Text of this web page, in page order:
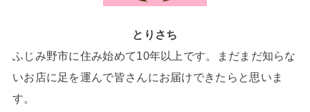
とりさち
ふじみ野市に住み始めて10年以上です。まだまだ知らな
いお店に足を運んで皆さんにお届けできたらと思いま
す。